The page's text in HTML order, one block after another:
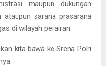
maupun dukungan
ataupun sarana prasarana
di wilayah perairan.
kita bawa ke Srena Polri